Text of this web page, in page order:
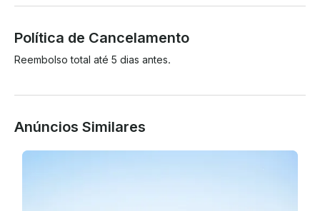
Política de Cancelamento
Reembolso total até 5 dias antes.
Anúncios Similares